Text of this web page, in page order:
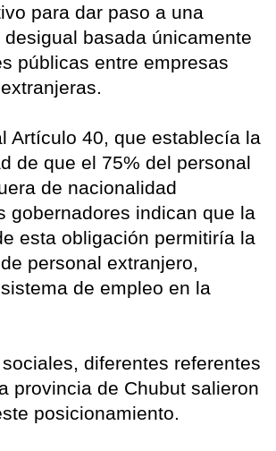
para dar paso a una
basada únicamente
públicas entre empresas
Artículo 40, que establecía la
de que el 75% del personal
de nacionalidad
gobernadores indican que la
esta obligación permitiría la
personal extranjero,
de empleo en la
diferentes referentes
provincia de Chubut salieron
posicionamiento.